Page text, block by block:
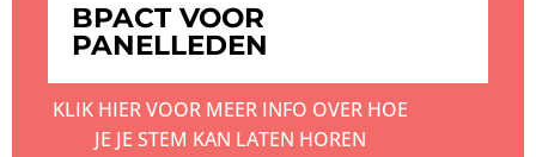
BPACT VOOR
PANELLEDEN
KLIK HIER VOOR MEER INFO OVER HOE
JE JE STEM KAN LATEN HOREN